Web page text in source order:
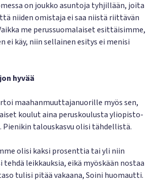
on joukko asuntoja tyhjillään, joita
niiden omistaja ei saa niistä riittävän
me perussuomalaiset esittäisimme,
käy, niin sellainen esitys ei menisi
hyvää
maahanmuuttajanuorille myös sen,
koulut aina peruskoulusta yliopisto-
Pienikin talouskasvu olisi tähdellistä.
olisi kaksi prosenttia tai yli niin
leikkauksia, eikä myöskään nostaa
tulisi pitää vakaana, Soini huomautti.